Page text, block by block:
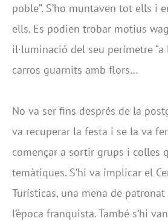
poble”. S’ho muntaven tot ells i
ells. Es podien trobar motius
il·luminació del seu perímetre “a
carros guarnits amb flors…
No va ser fins després de la
va recuperar la festa i se la va fer
començar a sortir grups i colles
temàtiques. S’hi va implicar el
Turísticas, una mena de
l’època franquista. També s’hi